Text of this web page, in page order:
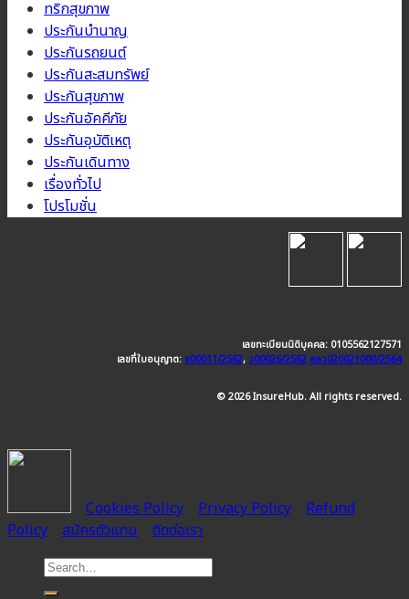
ทริกสุขภาพ
ประกันบำนาญ
ประกันรถยนต์
ประกันสะสมทรัพย์
ประกันสุขภาพ
ประกันอัคคีภัย
ประกันอุบัติเหตุ
ประกันเดินทาง
เรื่องทั่วไป
โปรโมชั่น
เลขทะเบียนนิติบุคคล: 0105562127571
เลขที่ใบอนุญาต: ช00011/2562,ว00026/2562 อลว020021000/2564
© 2026 InsureHub. All rights reserved.
Cookies Policy Privacy Policy
Refund
Policy
สมัครตัวแทน ติดต่อเรา